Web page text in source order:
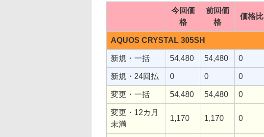
今回価
格
前回価
格
価格比
AQUOS CRYSTAL 305SH
新規・一括 54,480 54,480 0
新規・24回払 0 0 0
変更・一括 54,480 54,480 0
変更・12カ月
未満
1,170 1,170 0